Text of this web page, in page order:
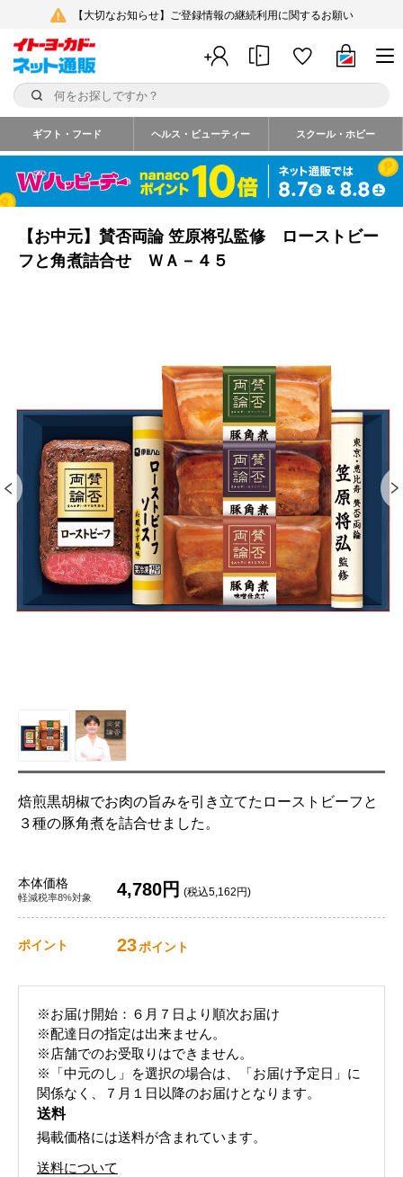
【大切なお知らせ】ご登録情報の継続利用に関するお願い
ギフト・フード ヘルス・ビューティー スクール・ホビー
【お中元】賛否両論 笠原将弘監修 ローストビー
フと角煮詰合せ ＷＡ－４５
焙煎黒胡椒でお肉の旨みを引き立てたローストビーフと
３種の豚角煮を詰合せました。
本体価格
軽減税率8%対象 4,780円 (税込5,162円)
ポイント 23ポイント
※お届け開始：６月７日より順次お届け
※配達日の指定は出来ません。
※店舗でのお受取りはできません。
※「中元のし」を選択の場合は、「お届け予定日」に
関係なく、７月１日以降のお届けとなります。
送料
掲載価格には送料が含まれています。
送料について